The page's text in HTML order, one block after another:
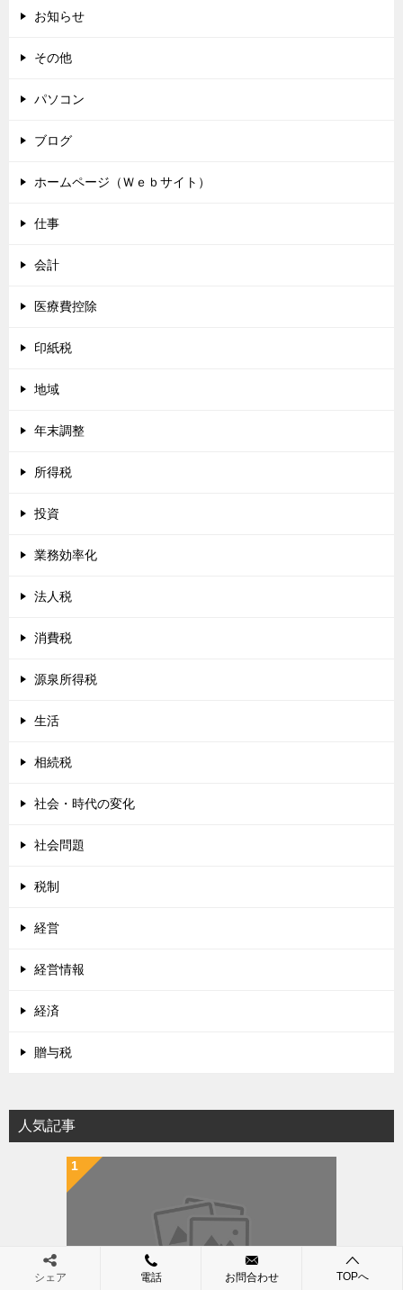
お知らせ
その他
パソコン
ブログ
ホームページ（Ｗｅｂサイト）
仕事
会計
医療費控除
印紙税
地域
年末調整
所得税
投資
業務効率化
法人税
消費税
源泉所得税
生活
相続税
社会・時代の変化
社会問題
税制
経営
経営情報
経済
贈与税
人気記事
（219,619 view）
シェア 電話 お問合わせ TOPへ